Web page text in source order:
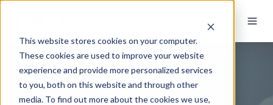
This website stores cookies on your computer.
These cookies are used to improve your website
experience and provide more personalized services
to you, both on this website and through other
media. To find out more about the cookies we use,